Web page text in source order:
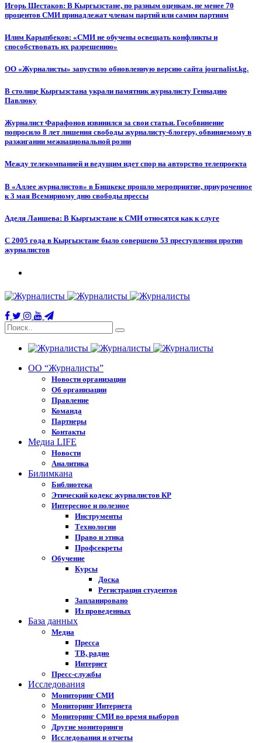
Игорь Шестаков: В Кыргызстане, по разным оценкам, не менее 70
процентов СМИ принадлежат членам партий или самим партиям
Илим Карыпбеков: «СМИ не обучены освещать конфликты и
способствовать их разрешению»
ОО «Журналисты» запустило обновленную версию сайта journalist.kg.
В столице Кыргызстана украли памятник журналисту Геннадию
Павлюку
Журналист Фарафонов извинился за свои статьи. Гособвинение
попросило 8 лет лишения свободы журналисту-блогеру, обвиняемому в
разжигании межнациональной розни
Между телекомпанией и ведущим идет спор на авторство телепроекта
В «Аллее журналистов» в Бишкеке прошло мероприятие, приуроченное
к 3 мая Всемирному дню свободы прессы
Аделя Лаишева: В Кыргызстане к СМИ относятся как к слуге
С 2005 года в Кыргызстане было совершено 53 преступления против
журналистов
ОО “Журналисты”
Новости организации
Об организации
Правление
Команда
Партнеры
Контакты
Медиа LIFE
Новости
Аналитика
Билимкана
Библиотека
Этический кодекс журналистов КР
Интересное и полезное
Инструменты
Технологии
Право и этика
Профсекреты
Обучение
Курсы
Доска
Регистрация студентов
Запланировано
Из проведенных
База данных
Медиа
Пресса
ТВ, радио
Интернет
Пресс-службы
Исследования
Мониторинг СМИ
Мониторинг Интернета
Мониторинг СМИ во время выборов
Другие мониторинги
Исследования и отчеты